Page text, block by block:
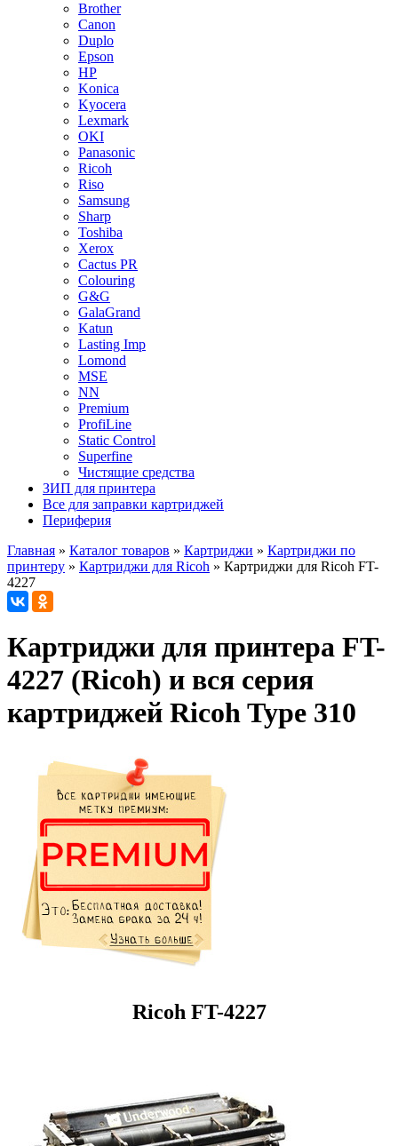
Brother
Canon
Duplo
Epson
HP
Konica
Kyocera
Lexmark
OKI
Panasonic
Ricoh
Riso
Samsung
Sharp
Toshiba
Xerox
Cactus PR
Colouring
G&G
GalaGrand
Katun
Lasting Imp
Lomond
MSE
NN
Premium
ProfiLine
Static Control
Superfine
Чистящие средства
ЗИП для принтера
Все для заправки картриджей
Периферия
Главная » Каталог товаров » Картриджи » Картриджи по
принтеру » Картриджи для Ricoh » Картриджи для Ricoh FT-
4227
Картриджи для принтера FT-
4227 (Ricoh) и вся серия
картриджей Ricoh Type 310
Ricoh FT-4227